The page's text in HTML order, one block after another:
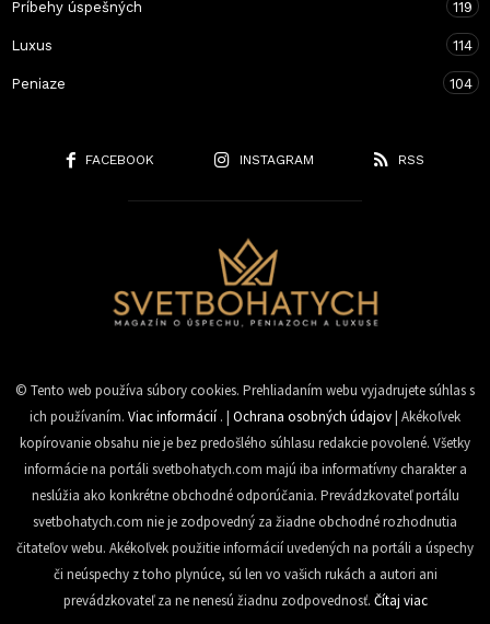
Príbehy úspešných 119
Luxus 114
Peniaze 104
FACEBOOK INSTAGRAM RSS
© Tento web používa súbory cookies. Prehliadaním webu vyjadrujete súhlas s
ich používaním. Viac informácií. | Ochrana osobných údajov| Akékoľvek
kopírovanie obsahu nie je bez predošlého súhlasu redakcie povolené. Všetky
informácie na portáli svetbohatych.com majú iba informatívny charakter a
neslúžia ako konkrétne obchodné odporúčania. Prevádzkovateľ portálu
svetbohatych.com nie je zodpovedný za žiadne obchodné rozhodnutia
čitateľov webu. Akékoľvek použitie informácií uvedených na portáli a úspechy
či neúspechy z toho plynúce, sú len vo vašich rukách a autori ani
prevádzkovateľ za ne nenesú žiadnu zodpovednosť. Čítaj viac